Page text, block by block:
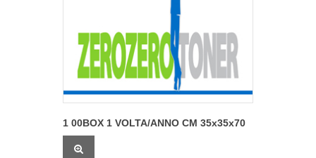
1 00BOX 1 VOLTA/ANNO CM 35x35x70